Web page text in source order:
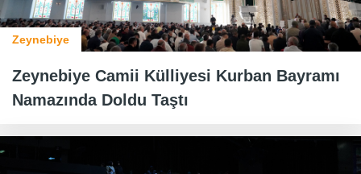
Zeynebiye
Zeynebiye Camii Külliyesi Kurban Bayramı
Namazında Doldu Taştı